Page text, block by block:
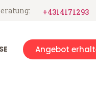
+4314171293
Angebot